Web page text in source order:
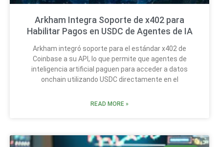
Arkham Integra Soporte de x402 para
Habilitar Pagos en USDC de Agentes de IA
Arkham integró soporte para el estándar x402 de
Coinbase a su API, lo que permite que agentes de
inteligencia artificial paguen para acceder a datos
onchain utilizando USDC directamente en el
READ MORE »